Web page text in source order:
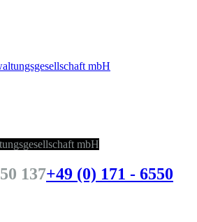
mbH
137+49 (0) 171 - 6550